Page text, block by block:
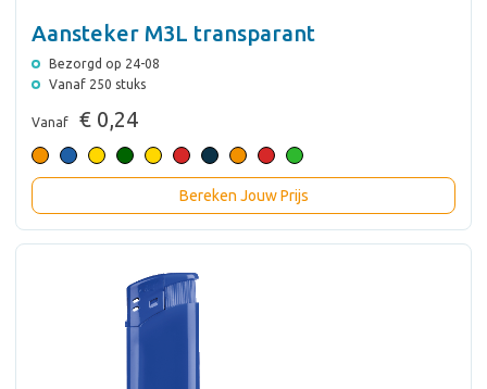
Aansteker M3L transparant
Bezorgd op 24-08
Vanaf 250 stuks
Vanaf € 0,24
Bereken Jouw Prijs